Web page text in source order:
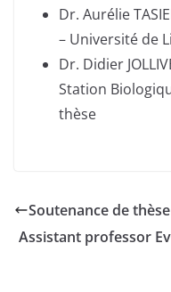
Dr. Aurélie
– Université de
Dr. Didier
Station
thèse
Soutenance de
Assistant professor